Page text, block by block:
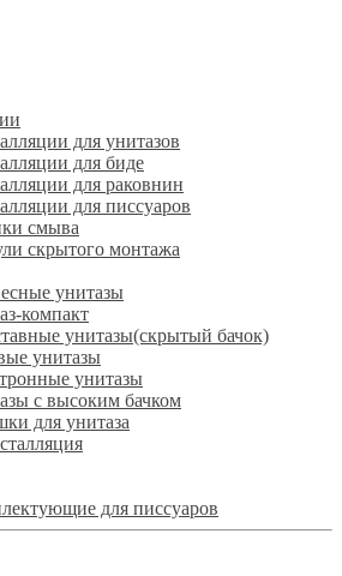
для унитазов
для биде
для раковнин
для писсуаров
смыва
скрытого монтажа
унитазы
компакт
унитазы(скрытый бачок)
унитазы
унитазы
с высоким бачком
для унитаза
для писсуаров